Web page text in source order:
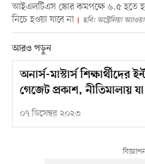
আইএলটিএস স্কোর কমপক্ষে ৬.৫ হতে
নিচে হওয়া যাবে না
ছবি: অস্ট্রেলিয়া
আরও পড়ুন
অনার্স-মাস্টার্স শিক্ষার্থীদের
গেজেট প্রকাশ, নীতিমালায়
০৭ ডিসেম্বর ২০২৩